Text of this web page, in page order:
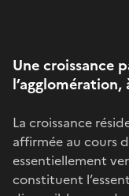
Une croissance
La croissance
affirmée au cours
essentiellement
constituent